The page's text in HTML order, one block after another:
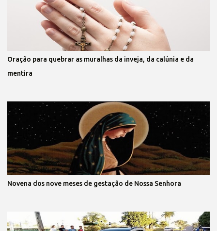
Oração para quebrar as muralhas da inveja, da calúnia e da
mentira
Novena dos nove meses de gestação de Nossa Senhora